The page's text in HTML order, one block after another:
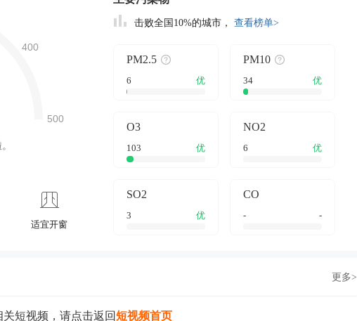
适宜开窗
击败全国10%的城市， 查看榜单>
PM2.5
6 优
PM10
34 优
O3
103 优
NO2
6 优
SO2
3 优
CO
- -
更多>
短视频，请点击返回短视频首页